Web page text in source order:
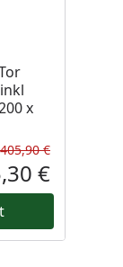
x
Rabatt in
€
Aktueller
€